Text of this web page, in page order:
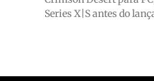
Series X|S antes do